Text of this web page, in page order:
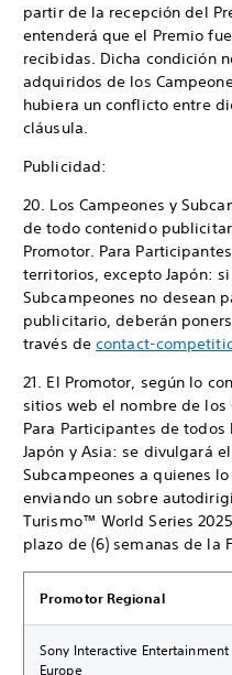
partir de la recepción del
entenderá que el Premio
recibidas. Dicha condición
adquiridos de los
hubiera un conflicto entre
cláusula.
Publicidad:
20. Los Campeones y
de todo contenido
Promotor. Para
territorios, excepto Japón:
Subcampeones no desean
publicitario, deberán
través de contact-
21. El Promotor, según lo
sitios web el nombre de los
Para Participantes de
Japón y Asia: se divulgará
Subcampeones a quienes
enviando un sobre
Turismo™ World Series
plazo de (6) semanas de la
Promotor Regional
Sony Interactive Entertainment
Europe